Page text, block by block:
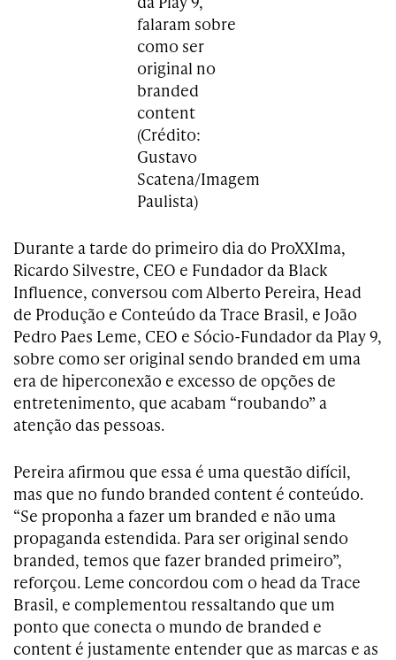
falaram sobre
como ser
original no
branded
content
(Crédito:
Gustavo
Scatena/Imagem
Paulista)
Durante a tarde do primeiro dia do ProXXIma,
Ricardo Silvestre, CEO e Fundador da Black
Influence, conversou com Alberto Pereira, Head
de Produção e Conteúdo da Trace Brasil, e João
Pedro Paes Leme, CEO e Sócio-Fundador da Play 9,
sobre como ser original sendo branded em uma
era de hiperconexão e excesso de opções de
entretenimento, que acabam “roubando” a
atenção das pessoas.
Pereira afirmou que essa é uma questão difícil,
mas que no fundo branded content é conteúdo.
“Se proponha a fazer um branded e não uma
propaganda estendida. Para ser original sendo
branded, temos que fazer branded primeiro”,
reforçou. Leme concordou com o head da Trace
Brasil, e complementou ressaltando que um
ponto que conecta o mundo de branded e
content é justamente entender que as marcas e as